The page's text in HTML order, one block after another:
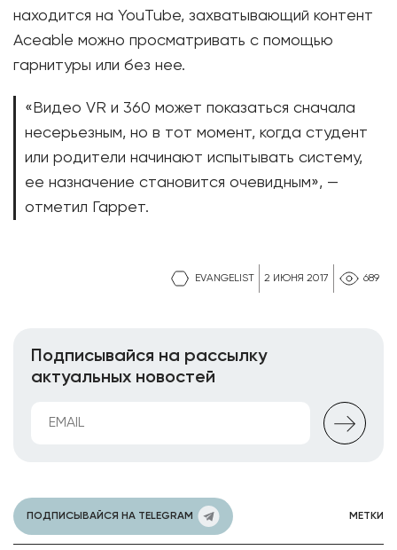
EVANGELIST 2 ИЮНЯ 2017 689
находится на YouTube, захватывающий контент
Aceable можно просматривать с помощью
гарнитуры или без нее.
«Видео VR и 360 может показаться сначала
несерьезным, но в тот момент, когда студент
или родители начинают испытывать систему,
ее назначение становится очевидным», —
отметил Гаррет.
Подписывайся на рассылку
актуальных новостей
ПОДПИСЫВАЙСЯ НА TELEGRAM МЕТКИ